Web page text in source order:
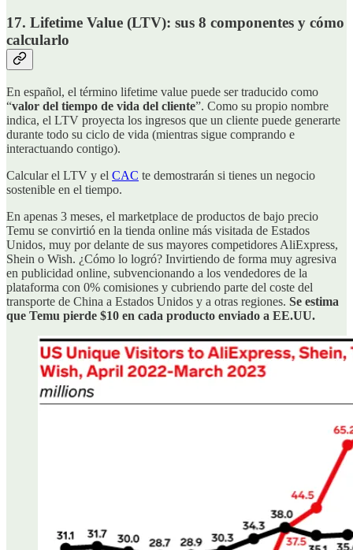
17. Lifetime Value (LTV): sus 8 componentes y cómo
calcularlo
En español, el término lifetime value puede ser traducido como
“valor del tiempo de vida del cliente”. Como su propio nombre
indica, el LTV proyecta los ingresos que un cliente puede generarte
durante todo su ciclo de vida (mientras sigue comprando e
interactuando contigo).
Calcular el LTV y el CAC te demostrarán si tienes un negocio
sostenible en el tiempo.
En apenas 3 meses, el marketplace de productos de bajo precio
Temu se convirtió en la tienda online más visitada de Estados
Unidos, muy por delante de sus mayores competidores AliExpress,
Shein o Wish. ¿Cómo lo logró? Invirtiendo de forma muy agresiva
en publicidad online, subvencionando a los vendedores de la
plataforma con 0% comisiones y cubriendo parte del coste del
transporte de China a Estados Unidos y a otras regiones. Se estima
que Temu pierde $10 en cada producto enviado a EE.UU.